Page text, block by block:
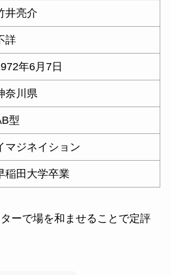
井亮介
詳
年6月7日
奈川県
型
マジネイション
稲田大学卒業
ーで場を和ませることで定評